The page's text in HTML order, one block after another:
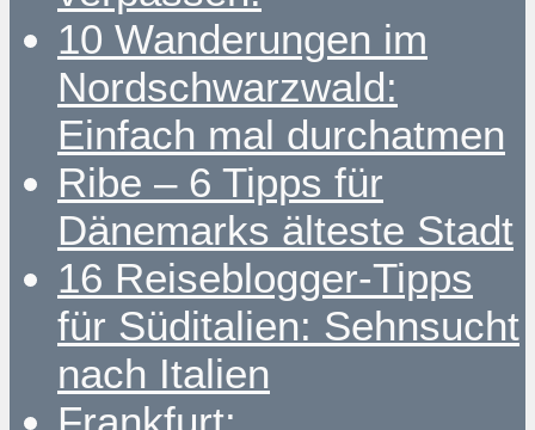
10 Wanderungen im
Nordschwarzwald:
Einfach mal durchatmen
Ribe – 6 Tipps für
Dänemarks älteste Stadt
16 Reiseblogger-Tipps
für Süditalien: Sehnsucht
nach Italien